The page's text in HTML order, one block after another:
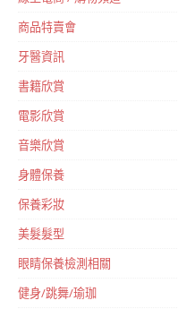
商品特賣會
牙醫資訊
書籍欣賞
電影欣賞
音樂欣賞
身體保養
保養彩妝
美髮髮型
眼睛保養檢測相關
健身/跳舞/瑜珈